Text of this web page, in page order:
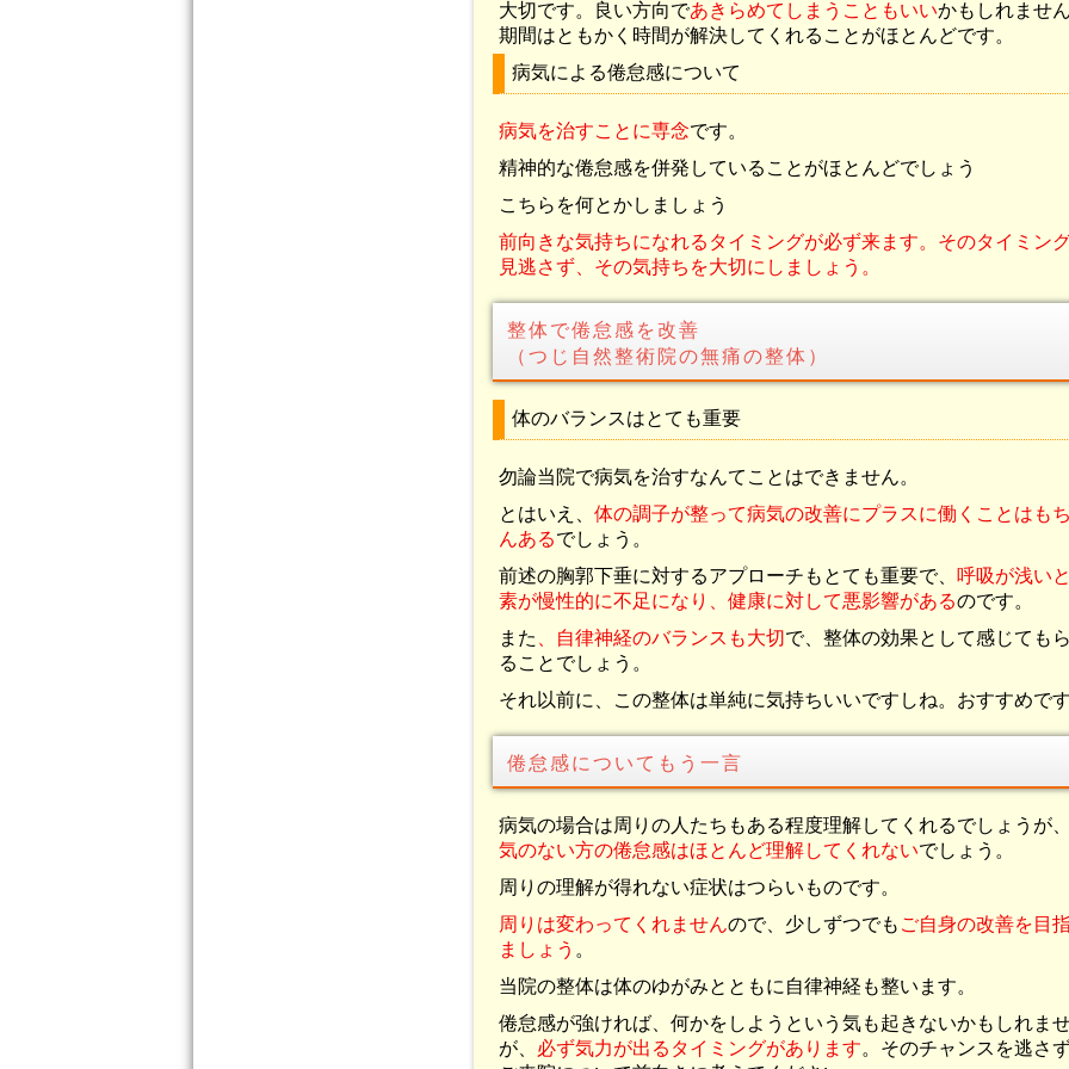
大切です。良い方向であきらめてしまうこともいいかもしれません
期間はともかく時間が解決してくれることがほとんどです。
病気による倦怠感について
病気を治すことに専念です。
精神的な倦怠感を併発していることがほとんどでしょう
こちらを何とかしましょう
前向きな気持ちになれるタイミングが必ず来ます。そのタイミン
見逃さず、その気持ちを大切にしましょう。
整体で倦怠感を改善
（つじ自然整術院の無痛の整体）
体のバランスはとても重要
勿論当院で病気を治すなんてことはできません。
とはいえ、 体の調子が整って病気の改善にプラスに働くことはも
んあるでしょう。
前述の胸郭下垂に対するアプローチもとても重要で、 呼吸が浅い
素が慢性的に不足になり、健康に対して悪影響があるのです。
また
、自律神経のバランスも大切で、整体の効果として感じても
ることでしょう。
それ以前に、この整体は単純に気持ちいいですしね。おすすめです
倦怠感についてもう一言
病気の場合は周りの人たちもある程度理解してくれるでしょうが、
気のない方の倦怠感はほとんど理解してくれないでしょう。
周りの理解が得れない症状はつらいものです。
周りは変わってくれませんので、少しずつでも ご自身の改善を目
ましょう 。
当院の整体は体のゆがみとともに自律神経も整います。
倦怠感が強ければ、何かをしようという気も起きないかもしれま
が、 必ず気力が出るタイミングがあります。そのチャンスを逃さず